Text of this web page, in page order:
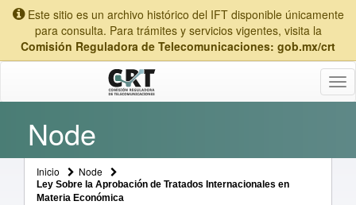
Este sitio es un archivo histórico del IFT disponible únicamente
para consulta. Para trámites y servicios vigentes, visita la
Comisión Reguladora de Telecomunicaciones: gob.mx/crt
Node
Inicio Node
Ley Sobre la Aprobación de Tratados Internacionales en
Materia Económica